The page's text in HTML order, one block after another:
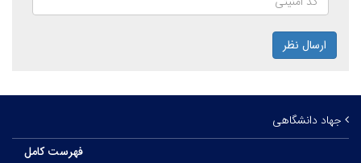
ارسال نظر
جهاد دانشگاهی
فهرست کامل